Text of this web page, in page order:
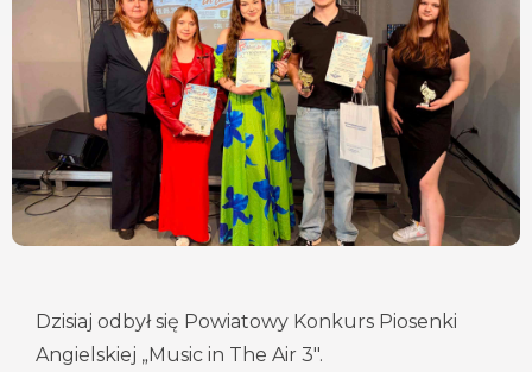
Dzisiaj odbył się Powiatowy Konkurs Piosenki
Angielskiej „Music in The Air 3".